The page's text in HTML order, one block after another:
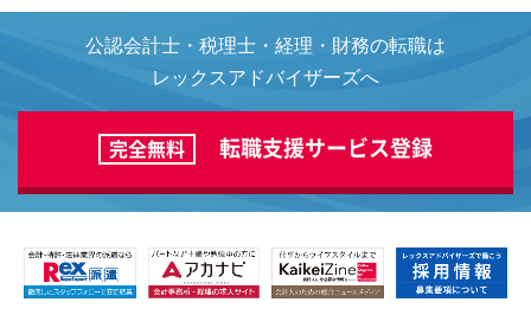
公認会計士・税理士・経理・財務の転職は
レックスアドバイザーズへ
完全無料 転職支援サービス登録